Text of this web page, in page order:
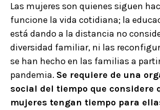
Las mujeres son quienes siguen
funcione la vida cotidiana; la
está dando a la distancia no
diversidad familiar, ni las
se han hecho en las familias a
pandemia. Se requiere de una
social del tiempo que considere
mujeres tengan tiempo para